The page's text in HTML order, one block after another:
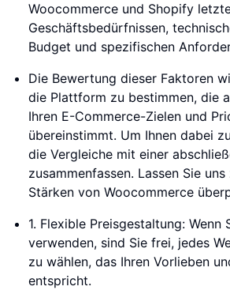
Woocommerce und Shopify
Geschäftsbedürfnissen,
Budget und spezifischen
Die Bewertung dieser Faktoren
die Plattform zu bestimmen, die
Ihren E-Commerce-Zielen und
übereinstimmt. Um Ihnen dabei
die Vergleiche mit einer
zusammenfassen. Lassen Sie
Stärken von Woocommerce
1. Flexible Preisgestaltung: Wenn
verwenden, sind Sie frei, jedes
zu wählen, das Ihren Vorlieben
entspricht.